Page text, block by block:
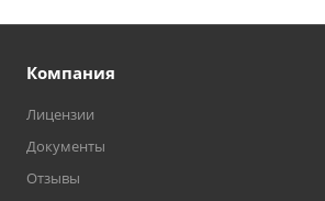
Компания
Лицензии
Документы
Отзывы